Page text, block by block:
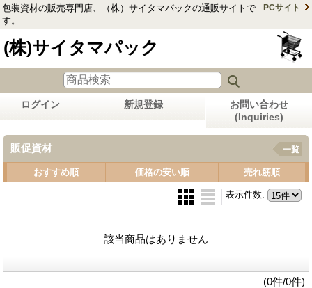
包装資材の販売専門店、（株）サイタマパックの通販サイトで
す。
PCサイト
(株)サイタマパック
ログイン 新規登録
お問い合わせ
(Inquiries)
販促資材 一覧
おすすめ順 価格の安い順 売れ筋順
表示件数:
該当商品はありません
(0件/0件)